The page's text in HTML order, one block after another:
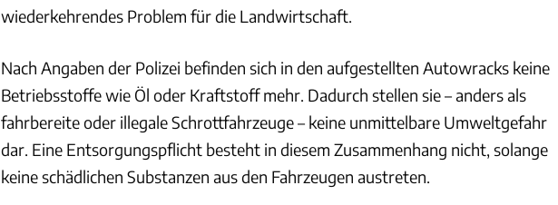
wiederkehrendes Problem für die Landwirtschaft.
Nach Angaben der Polizei befinden sich in den aufgestellten Autowracks keine
Betriebsstoffe wie Öl oder Kraftstoff mehr. Dadurch stellen sie – anders als
fahrbereite oder illegale Schrottfahrzeuge – keine unmittelbare Umweltgefahr
dar. Eine Entsorgungspflicht besteht in diesem Zusammenhang nicht, solange
keine schädlichen Substanzen aus den Fahrzeugen austreten.